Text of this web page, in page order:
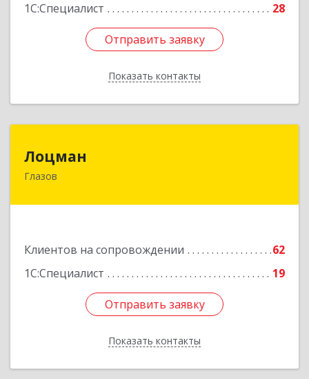
1С:Специалист
28
Отправить заявку
Показать контакты
Отправить заявку
Назад
Лоцман
Глазов
Клиентов на сопровождении
62
1С:Специалист
19
Отправить заявку
Показать контакты
427620, Удмуртская Респ, Глазов г, Сибирская
Отправить заявку
Назад